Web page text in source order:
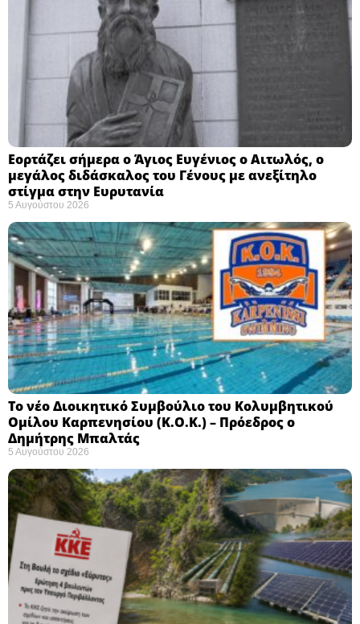
Εορτάζει σήμερα ο Άγιος Ευγένιος ο Αιτωλός, ο
μεγάλος διδάσκαλος του Γένους με ανεξίτηλο
στίγμα στην Ευρυτανία
5 Αυγούστου 2026
Το νέο Διοικητικό Συμβούλιο του Κολυμβητικού
Ομίλου Καρπενησίου (Κ.Ο.Κ.) – Πρόεδρος ο
Δημήτρης Μπαλτάς
5 Αυγούστου 2026